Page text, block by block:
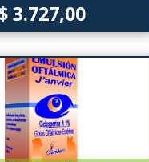
3.727,00